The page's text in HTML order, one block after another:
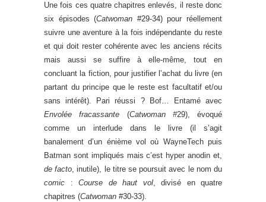
Une fois ces quatre chapitres enlevés, il reste donc
six épisodes (Catwoman #29-34) pour réellement
suivre une aventure à la fois indépendante du reste
et qui doit rester cohérente avec les anciens récits
mais aussi se suffire à elle-même, tout en
concluant la fiction, pour justifier l’achat du livre (en
partant du principe que le reste est facultatif et/ou
sans intérêt). Pari réussi ? Bof… Entamé avec
Envolée fracassante (Catwoman #29), évoqué
comme un interlude dans le livre (il s’agit
banalement d’un énième vol où WayneTech puis
Batman sont impliqués mais c’est hyper anodin et,
de facto, inutile), le titre se poursuit avec le nom du
comic : Course de haut vol, divisé en quatre
chapitres (Catwoman #30-33).